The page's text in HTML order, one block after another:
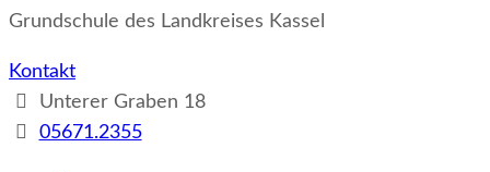
Grundschule des Landkreises Kassel
Kontakt
Unterer Graben 18
05671.2355